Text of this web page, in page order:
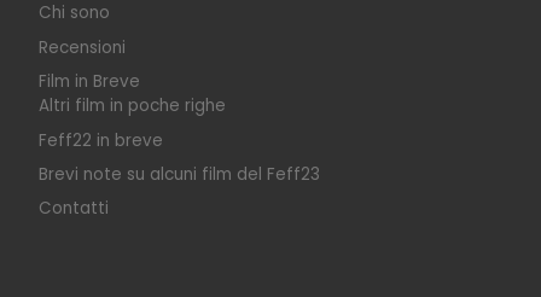
Chi sono
Recensioni
Film in Breve
Altri film in poche righe
Feff22 in breve
Brevi note su alcuni film del Feff23
Contatti